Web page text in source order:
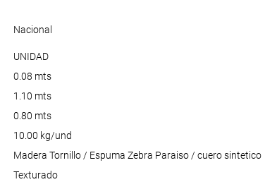
Nacional
UNIDAD
0.08 mts
1.10 mts
0.80 mts
10.00 kg/und
Madera Tornillo / Espuma Zebra Paraiso / cuero sintetico
Texturado